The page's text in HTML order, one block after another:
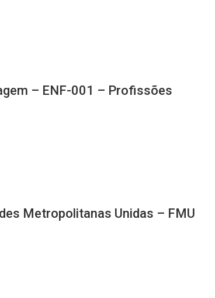
– ENF-001 – Profissões
Metropolitanas Unidas – FMU